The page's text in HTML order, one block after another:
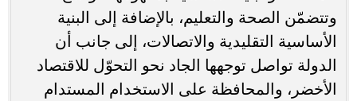
وتتضمّن الصحة والتعليم، بالإضافة إلى البنية
الأساسية التقليدية والاتصالات، إلى جانب أن
الدولة تواصل توجهها الجاد نحو التحوّل للاقتصاد
الأخضر، والمحافظة على الاستخدام المستدام